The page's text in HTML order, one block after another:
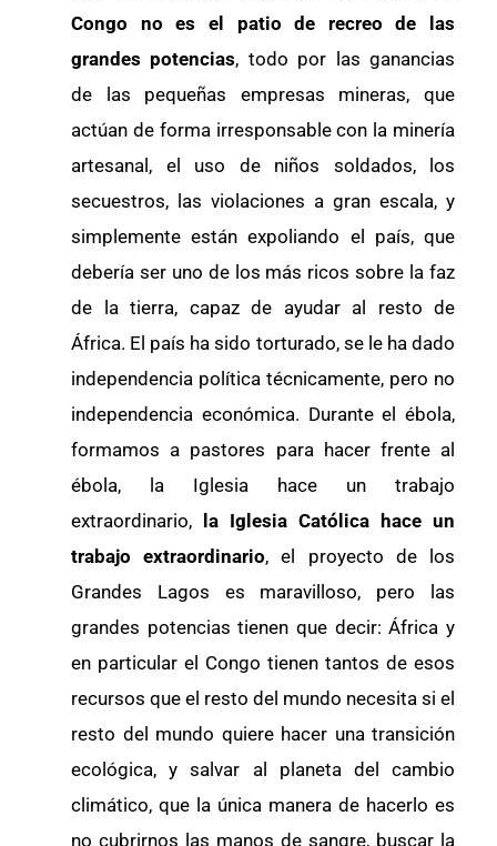
Congo no es el patio de recreo de las
grandes potencias, todo por las ganancias
de las pequeñas empresas mineras, que
actúan de forma irresponsable con la minería
artesanal, el uso de niños soldados, los
secuestros, las violaciones a gran escala, y
simplemente están expoliando el país, que
debería ser uno de los más ricos sobre la faz
de la tierra, capaz de ayudar al resto de
África. El país ha sido torturado, se le ha dado
independencia política técnicamente, pero no
independencia económica. Durante el ébola,
formamos a pastores para hacer frente al
ébola, la Iglesia hace un trabajo
extraordinario, la Iglesia Católica hace un
trabajo extraordinario, el proyecto de los
Grandes Lagos es maravilloso, pero las
grandes potencias tienen que decir: África y
en particular el Congo tienen tantos de esos
recursos que el resto del mundo necesita si el
resto del mundo quiere hacer una transición
ecológica, y salvar al planeta del cambio
climático, que la única manera de hacerlo es
no cubrirnos las manos de sangre, buscar la